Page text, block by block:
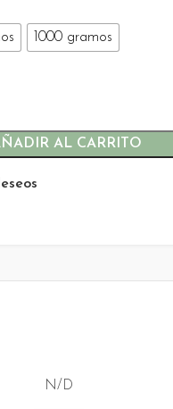
1000 gramos
AL CARRITO
N/D